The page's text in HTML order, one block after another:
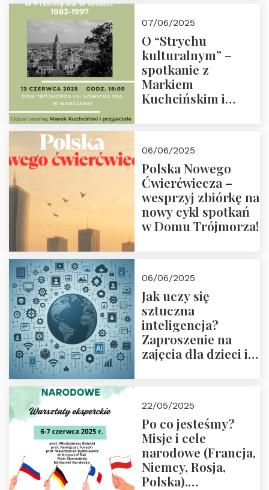
07/06/2025
O “Strychu
kulturalnym” –
spotkanie z
Markiem
Kuchcińskim i
18:00
06/06/2025
Polska Nowego
Ćwierćwiecza –
wesprzyj zbiórkę na
nowy cykl spotkań
w Domu Trójmorza!
06/06/2025
Jak uczy się
sztuczna
inteligencja?
Zaproszenie na
zajęcia dla dzieci i
22/05/2025
Po co jesteśmy?
Misje i cele
narodowe (Francja,
Niemcy, Rosja,
Polska).